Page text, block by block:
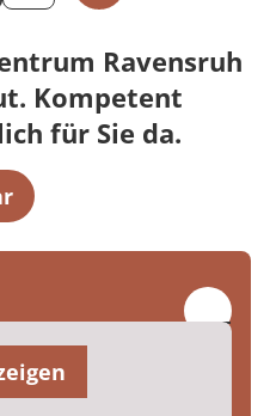
Ravensruh
Kompetent
für Sie da.